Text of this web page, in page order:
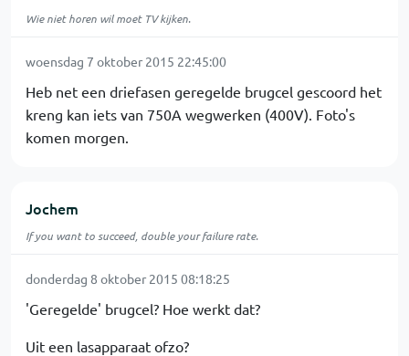
Wie niet horen wil moet TV kijken.
woensdag 7 oktober 2015 22:45:00
Heb net een driefasen geregelde brugcel gescoord het
kreng kan iets van 750A wegwerken (400V). Foto's
komen morgen.
Jochem
If you want to succeed, double your failure rate.
donderdag 8 oktober 2015 08:18:25
'Geregelde' brugcel? Hoe werkt dat?
Uit een lasapparaat ofzo?